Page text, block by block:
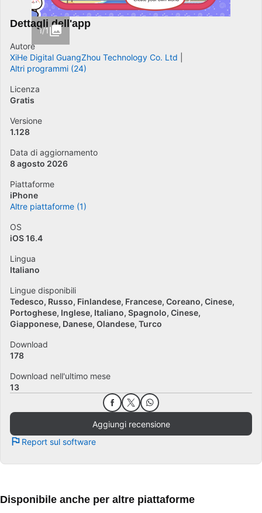
1/1
Dettagli dell'app
Autore
XiHe Digital GuangZhou Technology Co. Ltd
Altri programmi (24)
Licenza
Gratis
Versione
1.128
Data di aggiornamento
8 agosto 2026
Piattaforme
iPhone
Altre piattaforme (1)
OS
iOS 16.4
Lingua
Italiano
Lingue disponibili
Tedesco Russo Finlandese Francese Coreano Cinese
Portoghese Inglese Italiano Spagnolo Cinese
Giapponese Danese Olandese Turco
Download
178
Download nell'ultimo mese
13
Aggiungi recensione
Report sul software
Disponibile anche per altre piattaforme